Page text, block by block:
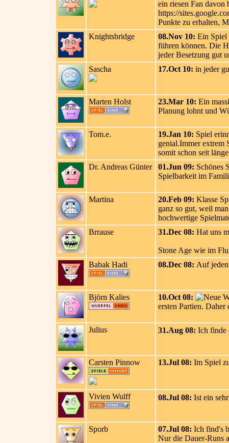
ein riesen Fan
https://
Punkte zu erhalten,
Knightsbridge
08.Nov 10: Ein Spiel
führen können. Die
jeder Besetzung gut
Sascha
17.Oct 10: in jeder
Marten Holst 23.Mar 10: Ein
Planung lohnt und
Tom.e. 19.Jan 10: Spiel
genial.Immer extrem
somit schon seit
Dr. Andreas Günter
01.Jun 09: Schönes
Spielbarkeit im
Martina 20.Feb 09: Klasse
ganz so gut, weil
hochwertige
Brrause
31.Dec 08: Hat uns
Stone Age wie im
Babak Hadi
08.Dec 08: Auf
Björn Kalies 10.Oct 08:
ersten Partien. Daher
Julius 31.Aug 08: Ich finde
Carsten Pinnow 13.Jul 08: Im Spiel
Vivien Wulff 08.Jul 08: Ist ein
Sporb 07.Jul 08: Ich find's
Nur die Dauer-Runs